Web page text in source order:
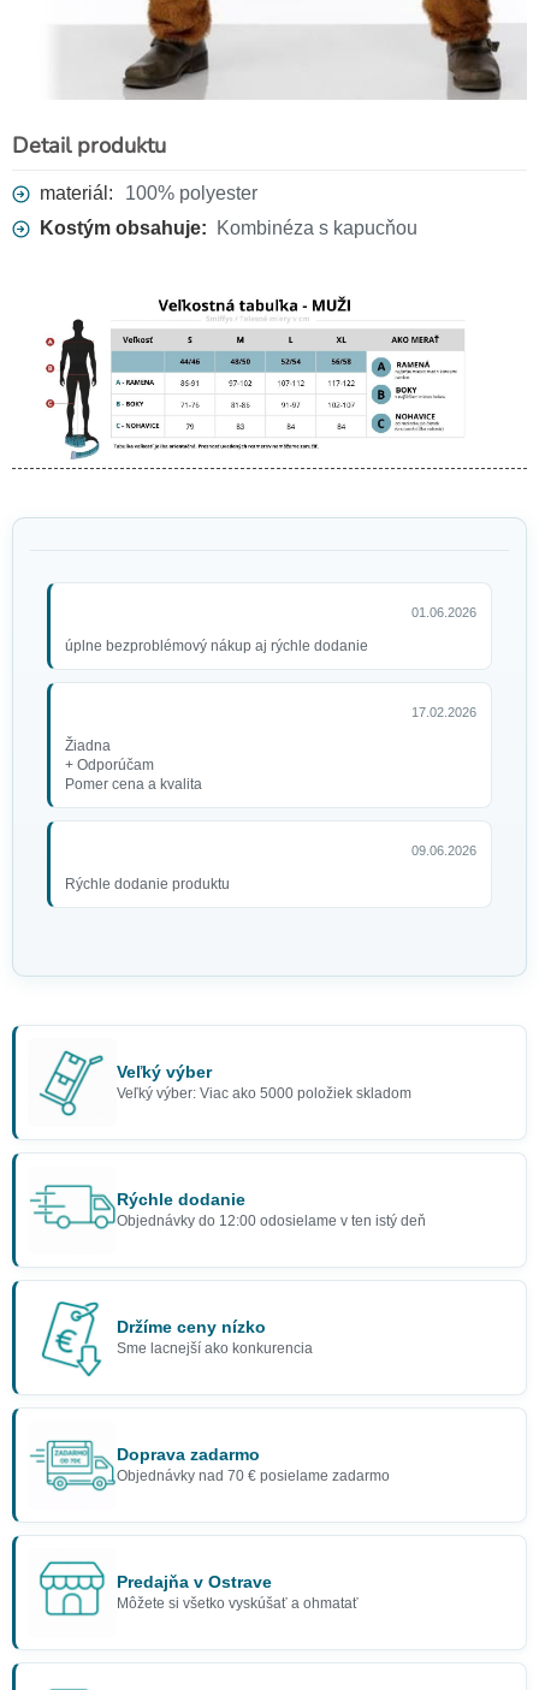
Detail produktu
materiál:
100% polyester
Kostým obsahuje:
Kombinéza s kapucňou
01.06.2026
úplne bezproblémový nákup aj rýchle dodanie
17.02.2026
Žiadna
+ Odporúčam
Pomer cena a kvalita
09.06.2026
Rýchle dodanie produktu
Veľký výber
Veľký výber: Viac ako 5000 položiek skladom
Rýchle dodanie
Objednávky do 12:00 odosielame v ten istý deň
Držíme ceny nízko
Sme lacnejší ako konkurencia
Doprava zadarmo
Objednávky nad 70 € posielame zadarmo
Predajňa v Ostrave
Môžete si všetko vyskúšať a ohmatať